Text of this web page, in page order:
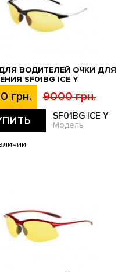
ВОДИТЕЛЕЙ ОЧКИ ДЛЯ
SF01BG ICE Y
грн. 9000 грн.
SF01BG ICE Y
Модель